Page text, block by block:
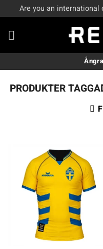
to
content
Are you an international
PRODUKTER